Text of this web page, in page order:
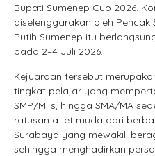
Bupati Sumenep Cup 2026.
diselenggarakan oleh Pencak
Putih Sumenep itu
pada 2–4 Juli 2026.
Kejuaraan tersebut
tingkat pelajar yang
SMP/MTs, hingga SMA/MA
ratusan atlet muda dari
Surabaya yang mewakili
sehingga menghadirkan